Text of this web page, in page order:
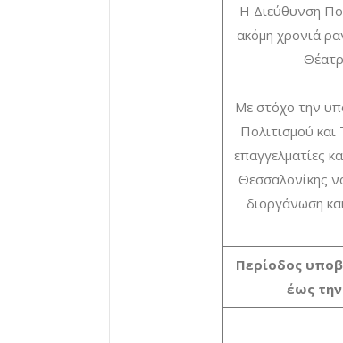
Η Διεύθυνση
ακόμη χρονιά
Με στόχο την
Πολιτισμού
επαγγελματίες
Θεσσαλονίκης
διοργάνωση
Περίοδος
έως